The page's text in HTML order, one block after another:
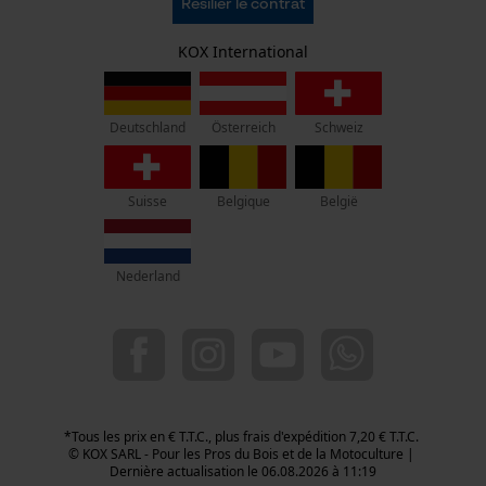
Pour les Pros du Bois et de la Motoculture
3 Rue Alexandre Volta
67450 Mundolsheim
Pas de magasin !
Adresse de retour:
Oregon Tool GmbH
Beim Erlenwäldchen 14/2
71522 Backnang
info-fr@kox.eu
Politique de confidentialitéRésilier le contrat
KOX International
Deutschland Österreich Schweiz
Suisse Belgique België
Nederland
*Tous les prix en € T.T.C., plus frais d'expédition 7,20 € T.T.C.
© KOX SARL - Pour les Pros du Bois et de la Motoculture |
Dernière actualisation le 06.08.2026 à 11:19